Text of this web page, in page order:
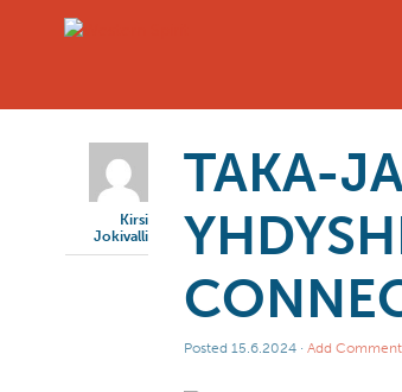
Kirsi
Jokivalli
TAKA-
Posted 15.6.2024 · Add Comment